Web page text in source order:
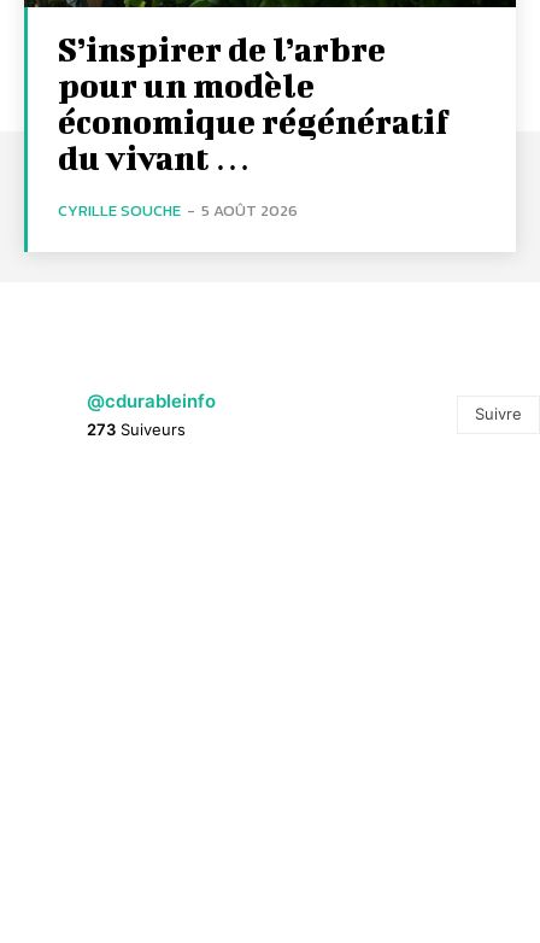
S’inspirer de l’arbre
pour un modèle
économique régénératif
du vivant …
CYRILLE SOUCHE - 5 AOÛT 2026
@cdurableinfo
273 Suiveurs
Suivre